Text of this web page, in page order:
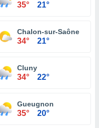
35° 21°
Chalon-sur-Saône
34° 21°
Cluny
34° 22°
Gueugnon
35° 20°